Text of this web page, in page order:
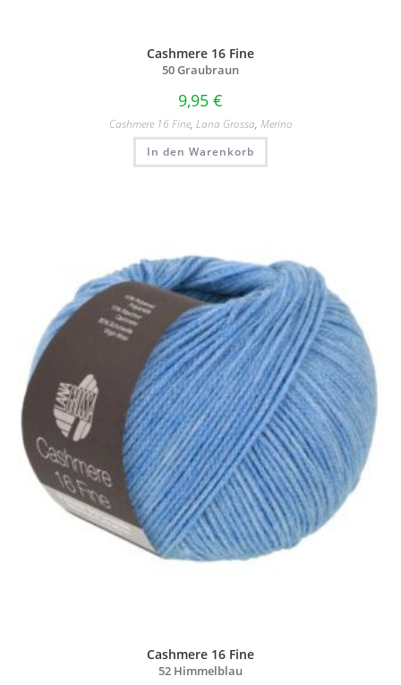
Cashmere 16 Fine
50 Graubraun
9,95 €
Cashmere 16 Fine, Lana Grossa, Merino
In den Warenkorb
Cashmere 16 Fine
52 Himmelblau